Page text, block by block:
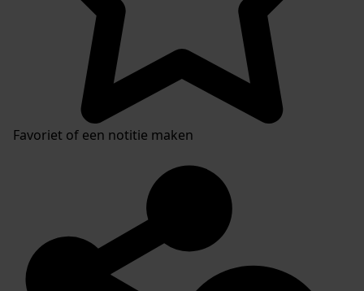
Favoriet of een notitie maken